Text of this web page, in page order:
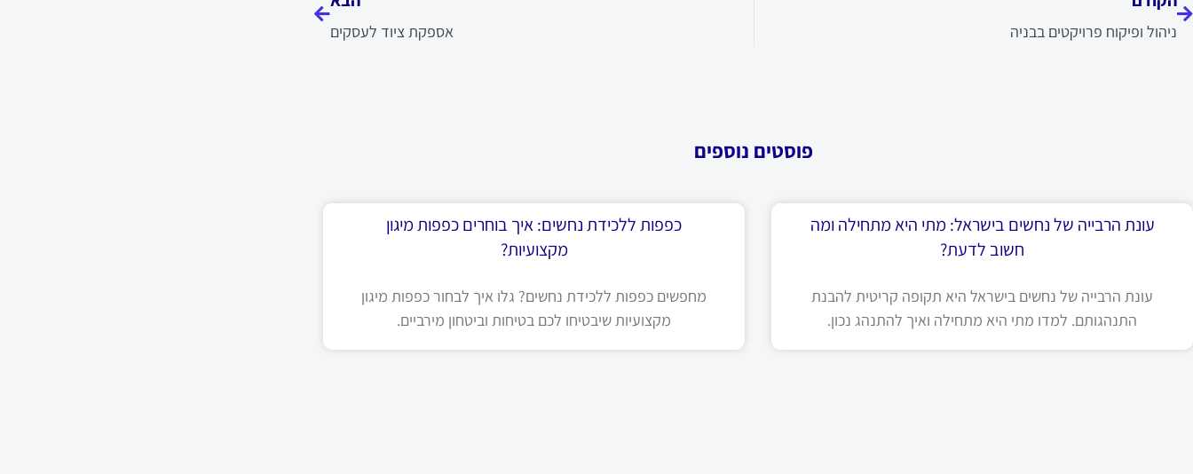
ניהול ופיקוח פרויקטים בבניה אספקת ציוד לעסקים
פוסטים נוספים
עונת הרבייה של נחשים בישראל: מתי היא מתחילה ומה
חשוב לדעת?
עונת הרבייה של נחשים בישראל היא תקופה קריטית להבנת
התנהגותם. למדו מתי היא מתחילה ואיך להתנהג נכון.
כפפות ללכידת נחשים: איך בוחרים כפפות מיגון
מקצועיות?
מחפשים כפפות ללכידת נחשים? גלו איך לבחור כפפות מיגון
מקצועיות שיבטיחו לכם בטיחות וביטחון מירביים.